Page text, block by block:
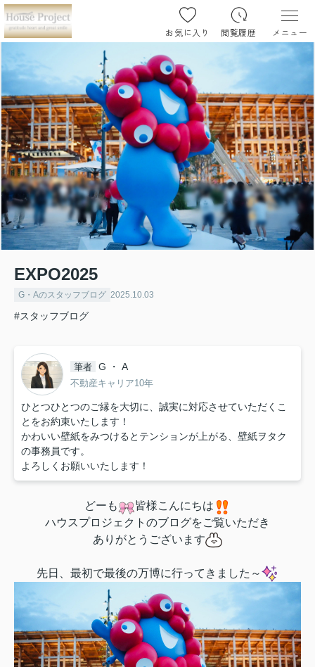
お気に入り 閲覧履歴 メニュー
EXPO2025
G・Aのスタッフブログ 2025.10.03
#スタッフブログ
筆者 G ・ A
不動産キャリア10年
ひとつひとつのご縁を大切に、誠実に対応させていただくこ
とをお約束いたします！
かわいい壁紙をみつけるとテンションが上がる、壁紙ヲタク
の事務員です。
よろしくお願いいたします！
どーも
皆様こんにちは
ハウスプロジェクトのブログをご覧いただき
ありがとうございます
先日、最初で最後の万博に行ってきました～